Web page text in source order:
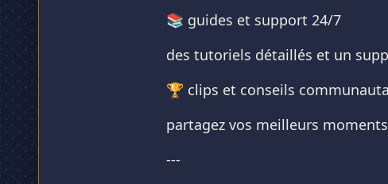
📚 guides et support 24/7
des tutoriels détaillés et un
🏆 clips et conseils
partagez vos meilleurs
---